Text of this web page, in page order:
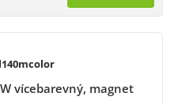
vícebarevný, magnet